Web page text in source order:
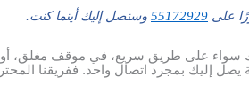
على 55172929 وسنصل إليك أينما كنت.
سواء على طريق سريع، في موقف مغلق،
يصل إليك بمجرد اتصال واحد. ففريقنا